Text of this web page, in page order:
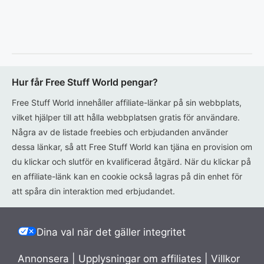
Hur får Free Stuff World pengar?
Free Stuff World innehåller affiliate-länkar på sin webbplats,
vilket hjälper till att hålla webbplatsen gratis för användare.
Några av de listade freebies och erbjudanden använder
dessa länkar, så att Free Stuff World kan tjäna en provision om
du klickar och slutför en kvalificerad åtgärd. När du klickar på
en affiliate-länk kan en cookie också lagras på din enhet för
att spåra din interaktion med erbjudandet.
Dina val när det gäller integritet
Annonsera Upplysningar om affiliates Villkor